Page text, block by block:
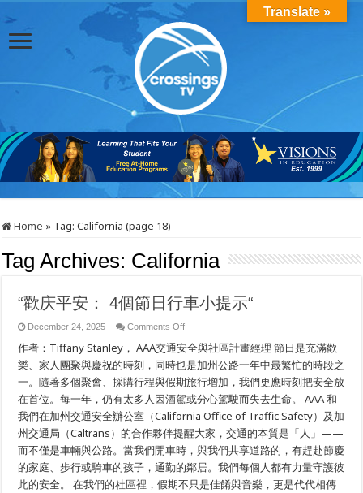
Home » Tag:California (page 18)
Tag Archives: California
“歡庆平安： 4個節日行車小提示“
December 24, 2025 Comments Offon
庆
平
安：
4
個
節
日
行
小
提
示“
作者：Tiffany Stanley， AAA交通安全與社區計畫經理 節日是充滿歡
樂、家人團聚與慶祝的時刻，同時也是加州公路一年中最繁忙的時段之
一。隨著多個聚會、採購行程與假期旅行增加，我們更應時刻把安全放
在首位。每一年，仍有太多人因酒駕或分心駕駛而失去生命。 AAA 和
我們在加州交通安全辦公室（California Office of Traffic Safety）及加
州交通局（Caltrans）的合作夥伴提醒大家，交通的本質是「人」——
而不僅是車輛與公路。當我們開車時，與我們共享道路的，有趕赴節慶
的家庭、步行或騎車的孩子，通勤的鄰居。我們每個人都有力量守護彼
此的安全。 在我們的社區裡，假期不只是佳餚與音樂，更是代代相傳
Translate »